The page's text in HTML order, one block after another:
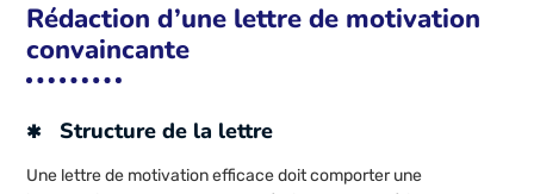
Rédaction d’une lettre de motivation
convaincante
Structure de la lettre
Une lettre de motivation efficace doit comporter une